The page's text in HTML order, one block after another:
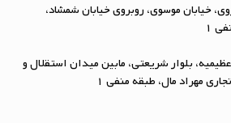
خیابان موسوی، روبروی خیابان شمشاد،
1
بلوار شریعتی، مابین میدان استقلال و
مهراد مال، طبقه منفی 1